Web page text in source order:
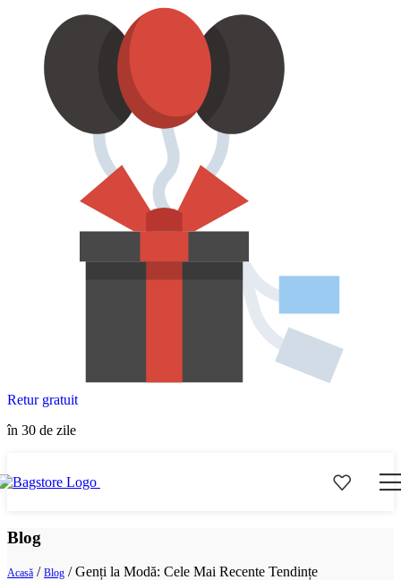
Retur gratuit
în 30 de zile
Blog
Acasă / Blog /Genți la Modă: Cele Mai Recente Tendințe